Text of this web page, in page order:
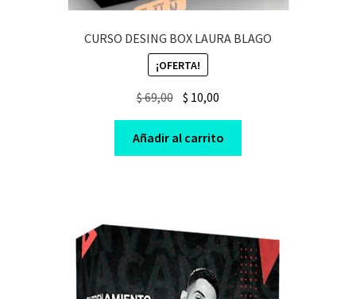
CURSO DESING BOX LAURA BLAGO
¡OFERTA!
$69,00 Original
price
was:
$ 69,00.
$ 10,00
price
is:
$ 10,00.
Añadir al carrito